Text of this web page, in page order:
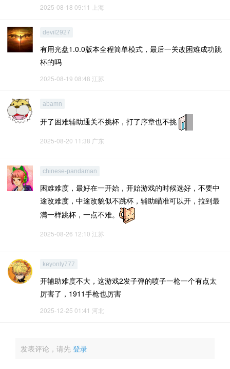
2025-08-18 09:11 上海
devil2927
有用光盘1.0.0版本全程简单模式，最后一关改困难成功跳
杯的吗
2025-08-19 08:48 江苏
abamn
开了困难辅助通关不挑杯，打了序章也不挑
2025-08-20 11:38 广东
chinese-pandaman
困难难度，最好在一开始，开始游戏的时候选好，不要中
途改难度，中途改貌似不跳杯，辅助瞄准可以开，拉到最
满一样跳杯，一点不难。
2025-08-26 12:10 江苏
keyonly777
开辅助难度不大，这游戏2发子弹的喷子一枪一个有点太
厉害了，1911手枪也厉害
2025-12-25 01:41 河北
发表评论，请先 登录